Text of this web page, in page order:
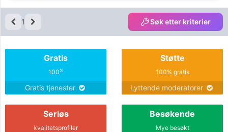
1 Søk etter kriterier
Gratis
100%
Gratis tjenester
Støtte
100% gratis
Lyttende moderatorer
Seriøs
kvalitetsprofiler
Besøkende
Mye besøkt